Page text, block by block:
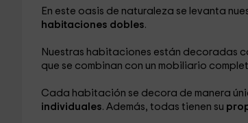
En este oasis de naturaleza se levanta
habitaciones dobles.
Nuestras habitaciones están decoradas
que se combinan con un mobiliario
Cada habitación se decora de manera
individuales. Además, todas tienen su